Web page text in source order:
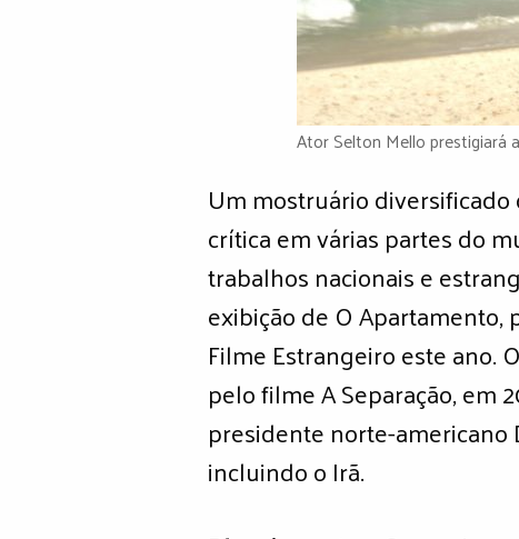
Ator Selton Mello prestigiará
Um mostruário
crítica em várias partes do
trabalhos nacionais e
exibição de O
Filme Estrangeiro este ano.
pelo filme A Separação, em
presidente norte-
incluindo o Irã.